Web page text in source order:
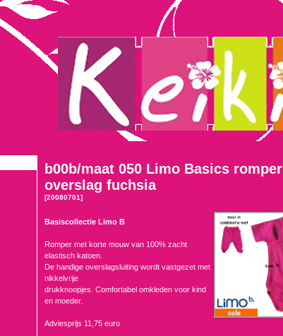
b00b/maat 050 Limo Basics romper
overslag fuchsia
[20080701]
Basiscollectie Limo B
Romper met korte mouw van 100% zacht
elastisch katoen.
De handige overslagsluiting wordt vastgezet met
nikkelvrije
drukknoopjes. Comfortabel omkleden voor kind
en moeder.
Adviesprijs 11,75 euro